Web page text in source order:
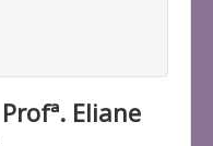
Eliane